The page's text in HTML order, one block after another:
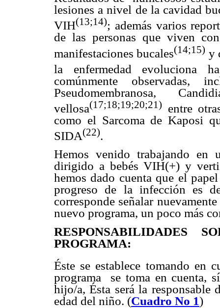
lesiones a nivel de la cavidad
VIH(13;14); además varios
de las personas que viven
manifestaciones bucales(14;15) y
la enfermedad evoluciona
comúnmente observadas,
Pseudomembranosa,
vellosa(17;18;19;20;21)
entre
como el Sarcoma de Kaposi
SIDA(22).
Hemos venido trabajando en
dirigido a bebés VIH(+) y
hemos dado cuenta que el
progreso de la infección es
corresponde señalar
nuevo programa, un poco más
RESPONSABILIDADES
PROGRAMA:
Éste se establece tomando en
programa
se toma en cuenta,
hijo/a, Ésta será la responsable
edad del niño. (Cuadro No 1)